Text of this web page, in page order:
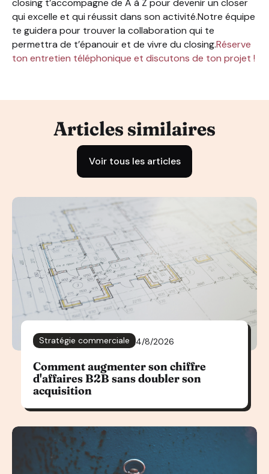
closing t’accompagne de A à Z pour devenir un closer
qui excelle et qui réussit dans son activité.Notre équipe
te guidera pour trouver la collaboration qui te
permettra de t’épanouir et de vivre du closing.Réserve
ton entretien téléphonique et discutons de ton projet !
Articles similaires
Voir tous les articles
Stratégie commerciale 4/8/2026
Comment augmenter son chiffre
d'affaires B2B sans doubler son
acquisition